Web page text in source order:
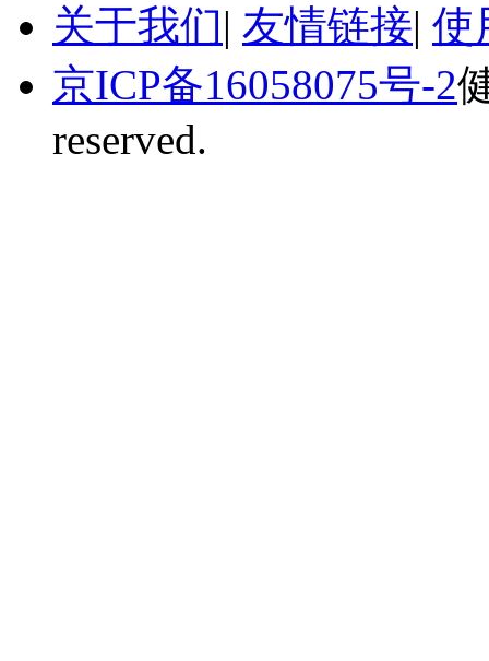
关于我们| 友情链接| 使
京ICP备16058075号-2
reserved.